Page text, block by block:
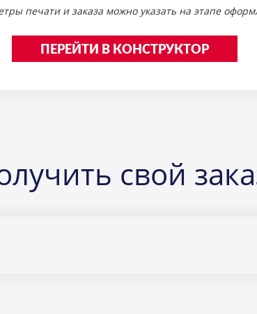
печати и заказа можно указать на этапе
ПЕРЕЙТИ В КОНСТРУКТОР
свой